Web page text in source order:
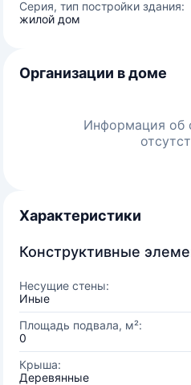
Серия, тип постройки здания:
жилой дом
Организации в доме
Информация об
Характеристики
Конструктивные
Несущие стены:
Иные
Площадь подвала, м²:
0
Крыша:
Деревянные